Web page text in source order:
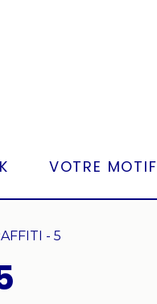
VOTRE MOTIF
- 5